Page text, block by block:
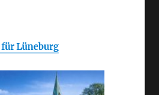
Lüneburg